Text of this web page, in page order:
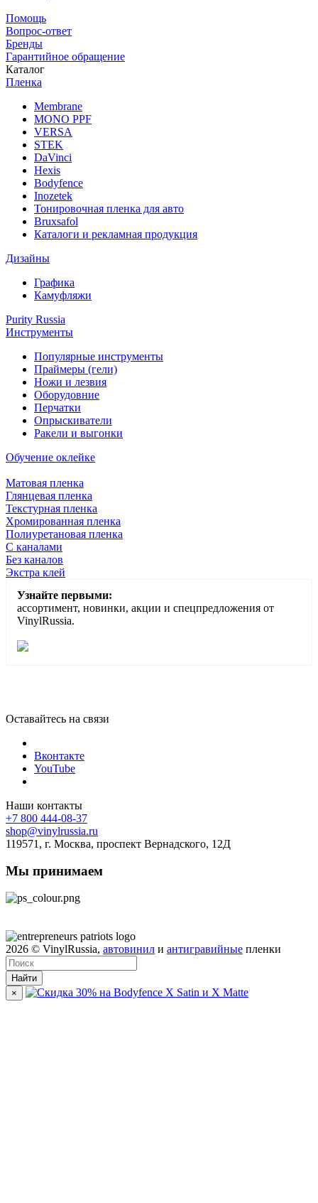
Помощь
Вопрос-ответ
Бренды
Гарантийное обращение
Каталог
Пленка
Membrane
MONO PPF
VERSA
STEK
DaVinci
Hexis
Bodyfence
Inozetek
Тонировочная пленка для авто
Bruxsafol
Каталоги и рекламная продукция
Дизайны
Графика
Камуфляжи
Purity Russia
Инструменты
Популярные инструменты
Праймеры (гели)
Ножи и лезвия
Оборудовние
Перчатки
Опрыскиватели
Ракели и выгонки
Обучение оклейке
Матовая пленка
Глянцевая пленка
Текстурная пленка
Хромированная пленка
Полиуретановая пленка
С каналами
Без каналов
Экстра клей
Узнайте первыми:
ассортимент, новинки, акции и спецпредложения от
VinylRussia.
Оставайтесь на связи
Вконтакте
YouTube
Наши контакты
+7 800 444-08-37
shop@vinylrussia.ru
119571, г. Москва, проспект Вернадского, 12Д
Мы принимаем
2026 © VinylRussia, автовинил и антигравийные пленки
Найти
×